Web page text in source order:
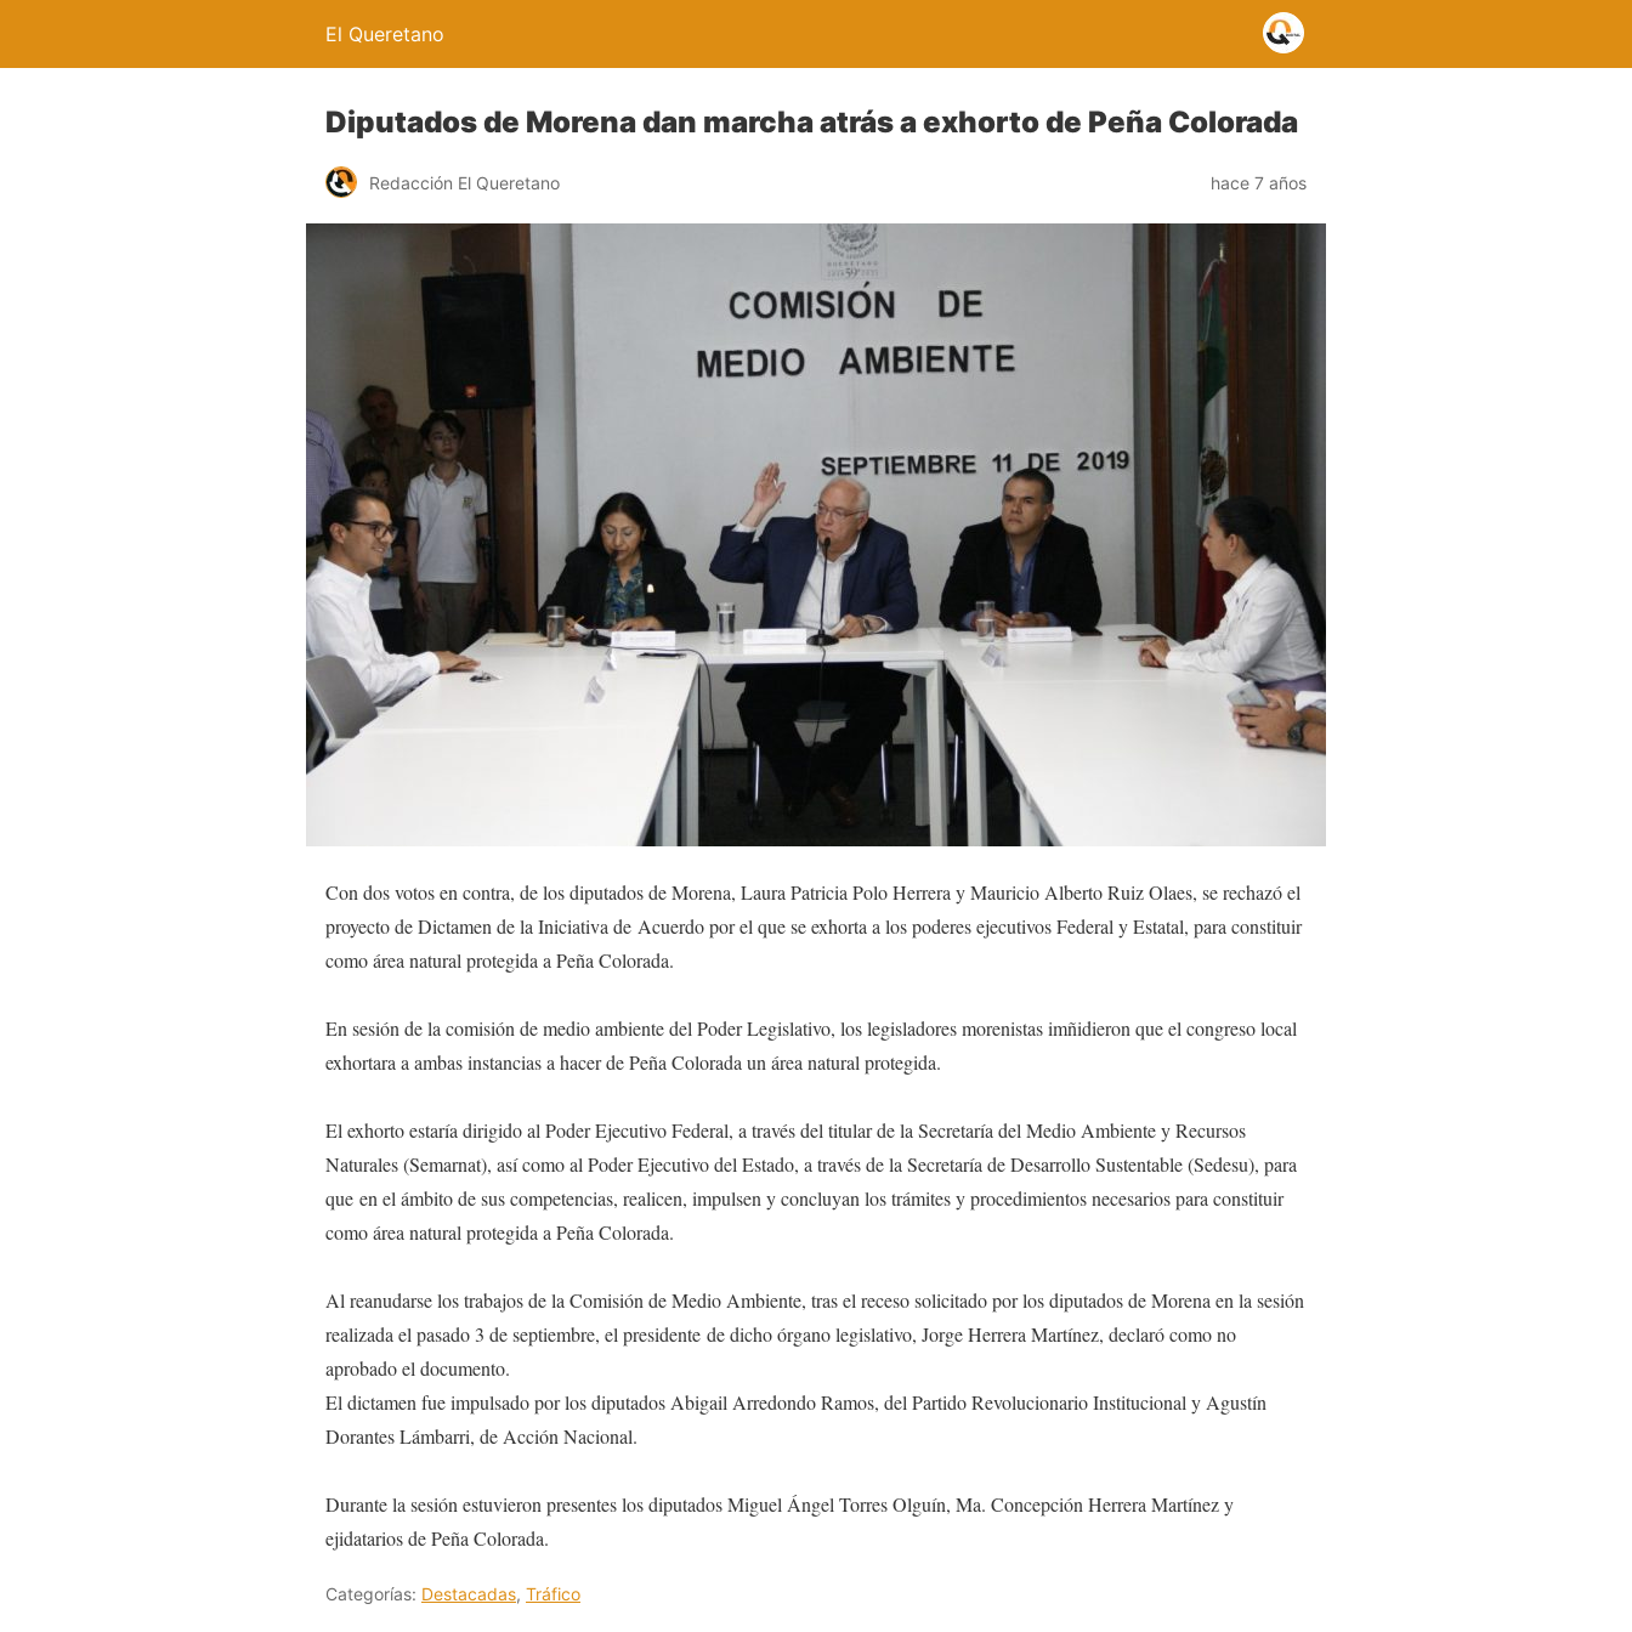
El Queretano
Diputados de Morena dan marcha atrás a exhorto de Peña Colorada
Redacción El Queretano hace 7 años
Con dos votos en contra, de los diputados de Morena, Laura Patricia Polo Herrera y Mauricio Alberto Ruiz Olaes, se rechazó el
proyecto de Dictamen de la Iniciativa de Acuerdo por el que se exhorta a los poderes ejecutivos Federal y Estatal, para constituir
como área natural protegida a Peña Colorada.
En sesión de la comisión de medio ambiente del Poder Legislativo, los legisladores morenistas imñidieron que el congreso local
exhortara a ambas instancias a hacer de Peña Colorada un área natural protegida.
El exhorto estaría dirigido al Poder Ejecutivo Federal, a través del titular de la Secretaría del Medio Ambiente y Recursos
Naturales (Semarnat), así como al Poder Ejecutivo del Estado, a través de la Secretaría de Desarrollo Sustentable (Sedesu), para
que en el ámbito de sus competencias, realicen, impulsen y concluyan los trámites y procedimientos necesarios para constituir
como área natural protegida a Peña Colorada.
Al reanudarse los trabajos de la Comisión de Medio Ambiente, tras el receso solicitado por los diputados de Morena en la sesión
realizada el pasado 3 de septiembre, el presidente de dicho órgano legislativo, Jorge Herrera Martínez, declaró como no
aprobado el documento.
El dictamen fue impulsado por los diputados Abigail Arredondo Ramos, del Partido Revolucionario Institucional y Agustín
Dorantes Lámbarri, de Acción Nacional.
Durante la sesión estuvieron presentes los diputados Miguel Ángel Torres Olguín, Ma. Concepción Herrera Martínez y
ejidatarios de Peña Colorada.
Categorías: Destacadas, Tráfico